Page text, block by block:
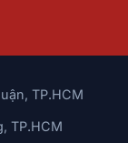
TP.HCM
TP.HCM